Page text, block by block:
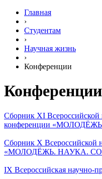
Главная
›
Студентам
›
Научная жизнь
›
Конференции
Конференции
Сборник XI Всероссийской
конференции
Сборник X Всероссийской
«МОЛОДЁЖЬ. НАУКА.
IX Всероссийская научно-